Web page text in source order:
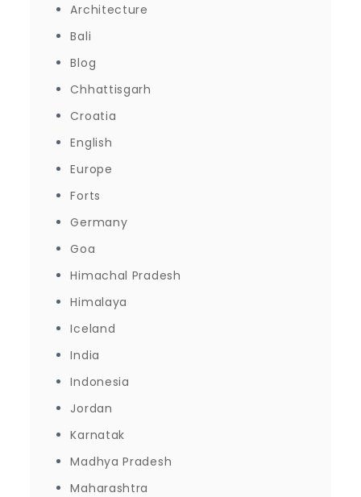
Architecture
Bali
Blog
Chhattisgarh
Croatia
English
Europe
Forts
Germany
Goa
Himachal Pradesh
Himalaya
Iceland
India
Indonesia
Jordan
Karnatak
Madhya Pradesh
Maharashtra